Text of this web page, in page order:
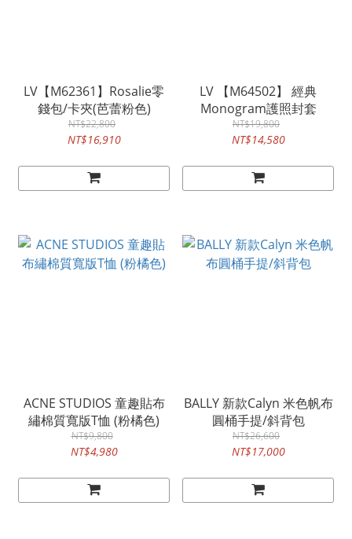
LV【M62361】Rosalie零
錢包/卡夾(芭蕾粉色)
NT$22,800
NT$16,910
LV 【M64502】 經典
Monogram護照封套
NT$19,800
NT$14,580
ACNE STUDIOS 童趣貼布
繡棉質寬版T恤 (粉橘色)
NT$9,800
NT$4,980
BALLY 新款Calyn 米色帆布
圓桶手提/斜背包
NT$26,600
NT$17,000